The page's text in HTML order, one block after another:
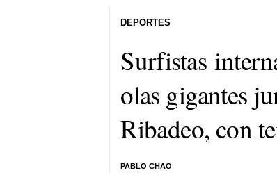
Surfistas
olas gigantes
Ribadeo, con
PABLO CHAO
DEPORTES